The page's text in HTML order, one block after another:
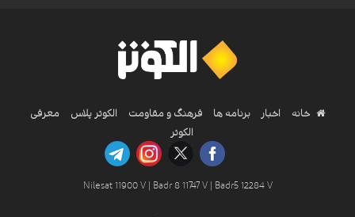
خانه اخبار برنامه ها فرهنگ و مقاومت الکوثر پلاس
معرفی
الکوثر
Nilesat 11900 V | Badr 8 11747 V | Badr5 12284 V